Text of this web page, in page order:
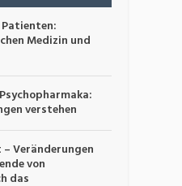
Patienten:
Medizin und
verstehen
Veränderungen
von
das